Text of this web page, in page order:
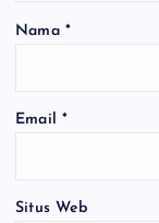
Nama *
Email *
Situs Web